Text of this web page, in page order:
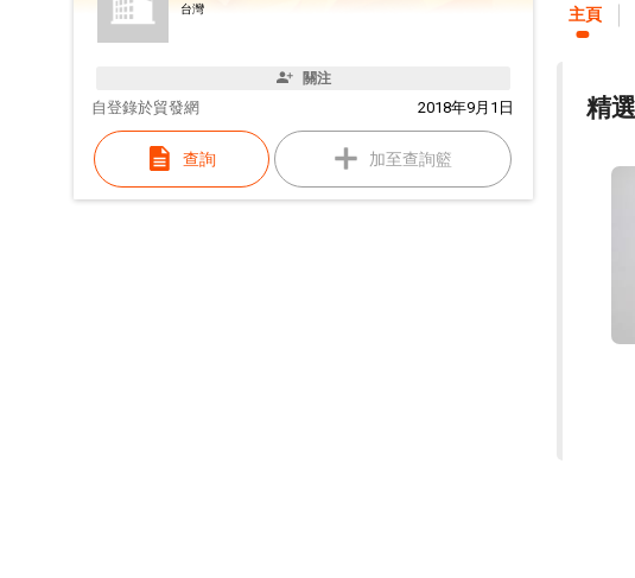
台灣
關注
自 2018年9月1日
登錄於貿發網
查詢 加至查詢籃
主頁
精